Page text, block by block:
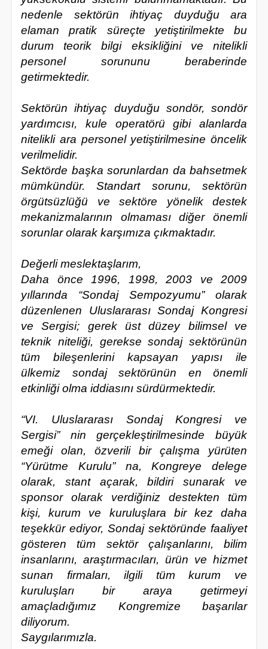
nedenle sektörün ihtiyaç duyduğu ara
elaman pratik süreçte yetiştirilmekte bu
durum teorik bilgi eksikliğini ve nitelikli
personel sorununu beraberinde
getirmektedir.
Sektörün ihtiyaç duyduğu sondör, sondör
yardımcısı, kule operatörü gibi alanlarda
nitelikli ara personel yetiştirilmesine öncelik
verilmelidir.
Sektörde başka sorunlardan da bahsetmek
mümkündür. Standart sorunu, sektörün
örgütsüzlüğü ve sektöre yönelik destek
mekanizmalarının olmaması diğer önemli
sorunlar olarak karşımıza çıkmaktadır.
Değerli meslektaşlarım,
Daha önce 1996, 1998, 2003 ve 2009
yıllarında “Sondaj Sempozyumu” olarak
düzenlenen Uluslararası Sondaj Kongresi
ve Sergisi; gerek üst düzey bilimsel ve
teknik niteliği, gerekse sondaj sektörünün
tüm bileşenlerini kapsayan yapısı ile
ülkemiz sondaj sektörünün en önemli
etkinliği olma iddiasını sürdürmektedir.
“VI. Uluslararası Sondaj Kongresi ve
Sergisi” nin gerçekleştirilmesinde büyük
emeği olan, özverili bir çalışma yürüten
“Yürütme Kurulu” na, Kongreye delege
olarak, stant açarak, bildiri sunarak ve
sponsor olarak verdiğiniz destekten tüm
kişi, kurum ve kuruluşlara bir kez daha
teşekkür ediyor, Sondaj sektöründe faaliyet
gösteren tüm sektör çalışanlarını, bilim
insanlarını, araştırmacıları, ürün ve hizmet
sunan firmaları, ilgili tüm kurum ve
kuruluşları bir araya getirmeyi
amaçladığımız Kongremize başarılar
diliyorum.
Saygılarımızla.